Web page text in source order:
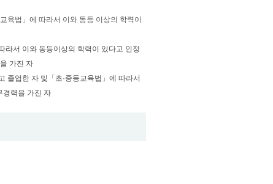
육법」에 따라서 이와 동등 이상의 학력이
라서 이와 동등이상의 학력이 있다고 인정
가진 자
졸업한 자 및「초·중등교육법」에 따라서
경력을 가진 자